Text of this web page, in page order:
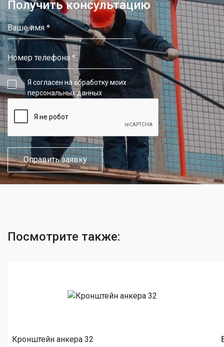
Получить консультацию
Я согласен на обработку моих
персональных данных
Посмотрите также:
Кронштейн анкера 32